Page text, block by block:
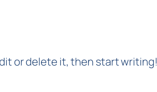
or delete it, then start writing!